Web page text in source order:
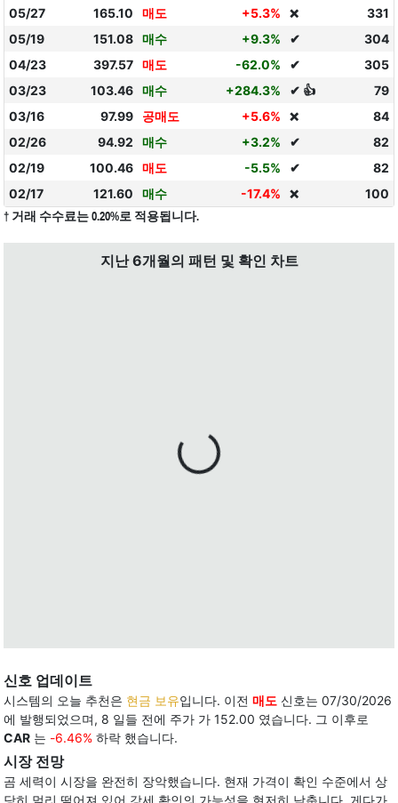
05/27
165.10 매도 +5.3% ❌
331
05/19
151.08 매수 +9.3% ✔
304
04/23
397.57 매도 -62.0% ✔
305
03/23
103.46 매수 +284.3% ✔ 👍
79
03/16
97.99 공매도 +5.6% ❌
84
02/26
94.92 매수 +3.2% ✔
82
02/19
100.46 매도 -5.5% ✔
82
02/17
121.60 매수 -17.4% ❌ 100
† 거래 수수료는 0.20%로 적용됩니다.
지난 6개월의 패턴 및 확인 차트
신호 업데이트
시스템의 오늘 추천은 현금 보유입니다. 이전 매도 신호는 07/30/2026
에 발행되었으며, 8 일들 전에 주가 가 152.00 였습니다. 그 이후로
CAR 는 -6.46% 하락 했습니다.
시장 전망
곰 세력이 시장을 완전히 장악했습니다. 현재 가격이 확인 수준에서 상
당히 멀리 떨어져 있어 강세 확인의 가능성을 현저히 낮춥니다. 게다가,